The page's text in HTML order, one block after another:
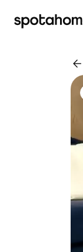
arrow_back